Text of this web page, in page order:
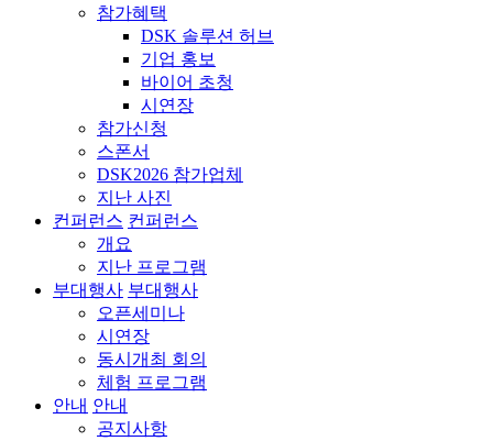
참가혜택
DSK 솔루션 허브
기업 홍보
바이어 초청
시연장
참가신청
스폰서
DSK2026 참가업체
지난 사진
컨퍼런스 컨퍼런스
개요
지난 프로그램
부대행사 부대행사
오픈세미나
시연장
동시개최 회의
체험 프로그램
안내 안내
공지사항